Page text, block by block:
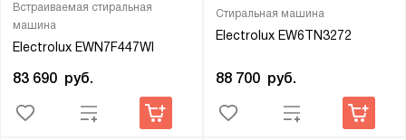
Встраиваемая стиральная
машина
Electrolux EWN7F447WI
83 690 руб.
Стиральная машина
Electrolux EW6TN3272
88 700 руб.